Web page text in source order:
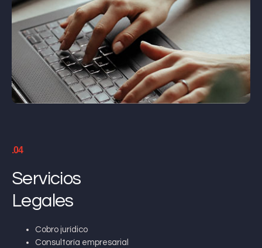
.04
Servicios
Legales
Cobro jurídico
Consultoría empresarial